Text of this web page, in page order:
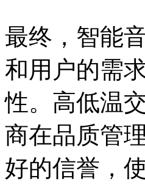
最终，智能
和用户的需
性。高低温
商在品质管
好的信誉，